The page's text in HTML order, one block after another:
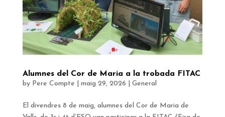
Alumnes del Cor de Maria a la trobada FITAC
by Pere Compte maig 29, 2026 General
El divendres 8 de maig, alumnes del Cor de Maria de